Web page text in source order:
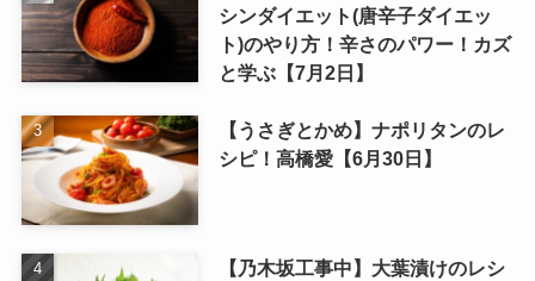
シンダイエット(唐辛子ダイエッ
ト)のやり方！辛さのパワー！カズ
と学ぶ【7月2日】
【うさぎとかめ】ナポリタンのレ
シピ！高橋愛【6月30日】
【乃木坂工事中】大葉漬けのレシ